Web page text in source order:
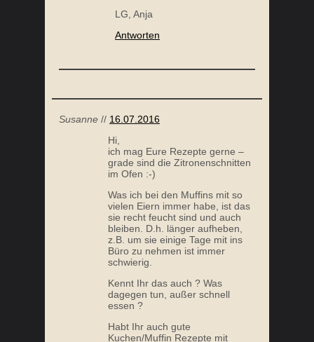
LG, Anja
Antworten
Susanne // 16.07.2016
Hi,
ich mag Eure Rezepte gerne –
grade sind die Zitronenschnitten
im Ofen :-)
Was ich bei den Muffins mit so
vielen Eiern immer habe, ist das
sie recht feucht sind und auch
bleiben. D.h. länger aufheben,
z.B. um sie einige Tage mit ins
Büro zu nehmen ist immer
schwierig.
Kennt Ihr das auch ? Was
dagegen tun, außer schnell
essen ?
Habt Ihr auch gute
Kuchen/Muffin Rezepte mit